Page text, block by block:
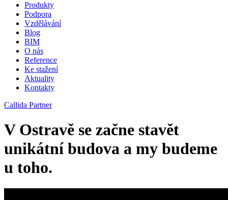
Produkty
Podpora
Vzdělávání
Blog
BIM
O nás
Reference
Ke stažení
Aktuality
Kontakty
Callida Partner
V Ostravě se začne stavět
unikátní budova a my budeme
u toho.